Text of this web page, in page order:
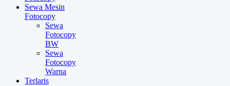
Sewa Mesin
Fotocopy
Sewa
Fotocopy
BW
Sewa
Fotocopy
Warna
Terlaris